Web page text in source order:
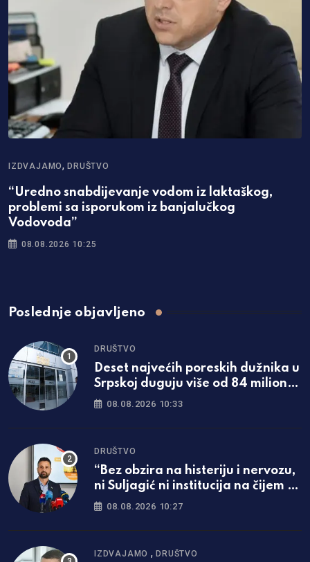
IZDVAJAMO,DRUŠTVO
“Uredno snabdijevanje vodom iz laktaškog,
problemi sa isporukom iz banjalučkog
Vodovoda”
08.08.2026 10:25
Poslednje objavljeno
DRUŠTVO
Deset najvećih poreskih dužnika u
Srpskoj duguju više od 84 miliona
KM08.08.2026 10:33
DRUŠTVO
“Bez obzira na histeriju i nervozu,
ni Suljagić ni institucija na čijem je
čelu nisu i ne mogu biti iznad
08.08.2026 10:27
IZDVAJAMO ,DRUŠTVO